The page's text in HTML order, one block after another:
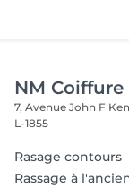
NM
7, Avenue John F
L-1855
Rasage contours
Rassage à